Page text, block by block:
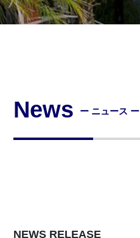
News ー ニュース ー
NEWS RELEASE